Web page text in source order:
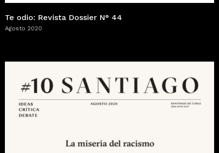
Te odio: Revista Dossier N° 44
Agosto 2020